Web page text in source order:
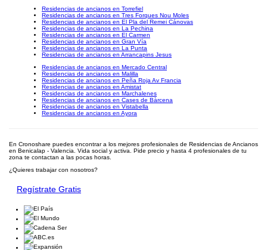
Residencias de ancianos en Torrefiel
Residencias de ancianos en Tres Forques Nou Moles
Residencias de ancianos en El Pla del Remei Cánovas
Residencias de ancianos en La Pechina
Residencias de ancianos en El Carmen
Residencias de ancianos en Gran Vía
Residencias de ancianos en La Punta
Residencias de ancianos en Arrancapins Jesus
Residencias de ancianos en Mercado Central
Residencias de ancianos en Malilla
Residencias de ancianos en Peña Roja Av Francia
Residencias de ancianos en Amistat
Residencias de ancianos en Marchalenes
Residencias de ancianos en Cases de Bàrcena
Residencias de ancianos en Vistabella
Residencias de ancianos en Ayora
En Cronoshare puedes encontrar a los mejores profesionales de Residencias de Ancianos
en Benicalap - Valencia. Vida social y activa. Pide precio y hasta 4 profesionales de tu
zona te contactan a las pocas horas.
¿Quieres trabajar con nosotros?
Regístrate Gratis